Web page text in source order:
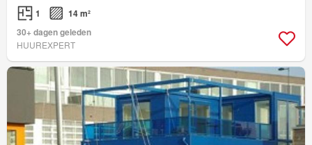
1
14 m²
30+ dagen geleden
HUUREXPERT